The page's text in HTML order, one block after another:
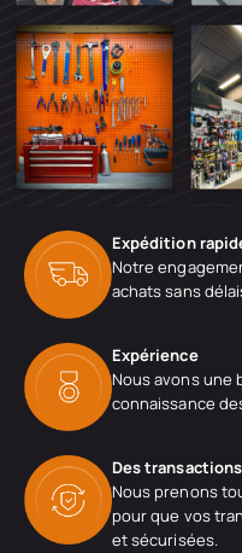
Expédition
Notre
achats sans
Expérience
Nous avons une
connaissance
Des
Nous prenons
pour que vos
et sécurisées.